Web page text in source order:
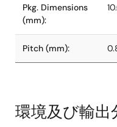
Pkg. Dimensions
(mm):
Pitch (mm):
環境及び輸出